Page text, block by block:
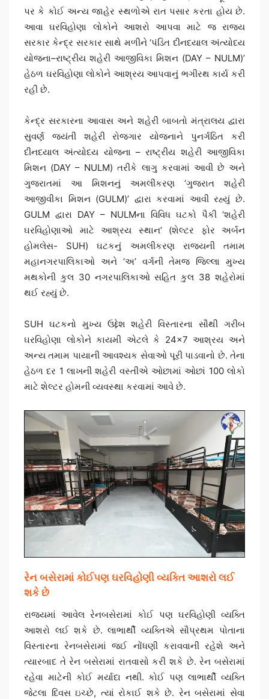
પર કે કોઈ અન્ય જાહેર સ્થળોએ રાત પસાર કરતા હોય છે.
આવા ઘરવિહોણા લોકોને આશરો આપવા માટે જ રાજ્ય
સરકાર કેન્દ્ર સરકાર સાથે મળીને ‘પંડિત દીનદયાલ અંત્યોદય
યોજના–રાષ્ટ્રીય શહેરી આજીવિકા મિશન (DAY – NULM)’
હેઠળ ઘરવિહોણા લોકોને આશ્રય આપવાનું ભગીરથ કાર્ય કરી
રહી છે.
કેન્દ્ર સરકારના આવાસ અને શહેરી બાબતો મંત્રાલય દ્વારા
સુવર્ણ જયંતી શહેરી રોજગાર યોજનાને પુનર્ગઠિત કરી
દીનદયાલ અંત્યોદય યોજના – રાષ્ટ્રીય શહેરી આજીવિકા
મિશન (DAY – NULM) તરીકે લાગુ કરવામાં આવી છે અને
ગુજરાતમાં આ મિશનનું અમલીકરણ ‘ગુજરાત શહેરી
આજીવીકા મિશન (GULM)’ દ્વારા કરવામાં આવી રહ્યું છે.
GULM દ્વારા DAY – NULMના વિવિધ ઘટકો પૈકી ‘શહેરી
ઘરવિહોણાઓ માટે આશ્રય સ્થાન’ (શેલ્ટર ફોર અર્બન
હોમલેસ- SUH) ઘટકનું અમલીકરણ રાજ્યની તમામ
મહાનગરપાલિકાઓ અને ‘અ’ વર્ગની તેમજ જિલ્લા મુખ્ય
મથકોની કુલ 30 નગરપાલિકાઓ સહિત કુલ 38 શહેરોમાં
થઈ રહ્યું છે.
SUH ઘટકનો મુખ્ય ઉદ્દેશ શહેરી વિસ્તારના સૌથી ગરીબ
ઘરવિહોણા લોકોને કાયમી એટલે કે 24×7 આશ્રય અને
અન્ય તમામ પાયાની આવશ્યક સેવાઓ પૂરી પાડવાનો છે. તેના
હેઠળ દર 1 લાખની શહેરી વસ્તીએ ઓછામાં ઓછાં 100 લોકો
માટે શેલ્ટર હોમની વ્યવસ્થા કરવામાં આવે છે.
રેન બસેરામાં કોઈપણ ઘરવિહોણી વ્યક્તિ આશરો લઈ
શકે છે
રાજ્યમાં આવેલ રેનબસેરામાં કોઈ પણ ઘરવિહોણી વ્યક્તિ
આશરો લઈ શકે છે. લાભાર્થી વ્યક્તિએ સૌપ્રથમ પોતાના
વિસ્તારના રેનબસેરામાં જઈ નોંધણી કરાવવાની રહેશે અને
ત્યારબાદ તે રેન બસેરામાં રાતવાસો કરી શકે છે. રેન બસેરામાં
રહેવા માટેની કોઈ મર્યાદા નથી. કોઈ પણ લાભાર્થી વ્યક્તિ
જેટલા દિવસ ઇચ્છે, ત્યાં રોકાઈ શકે છે. રેન બસેરામાં સેવા